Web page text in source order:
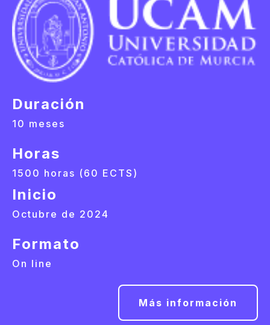
Duración
10 meses
Horas
1500 horas (60 ECTS)
Inicio
Octubre de 2024
Formato
On line
Más información